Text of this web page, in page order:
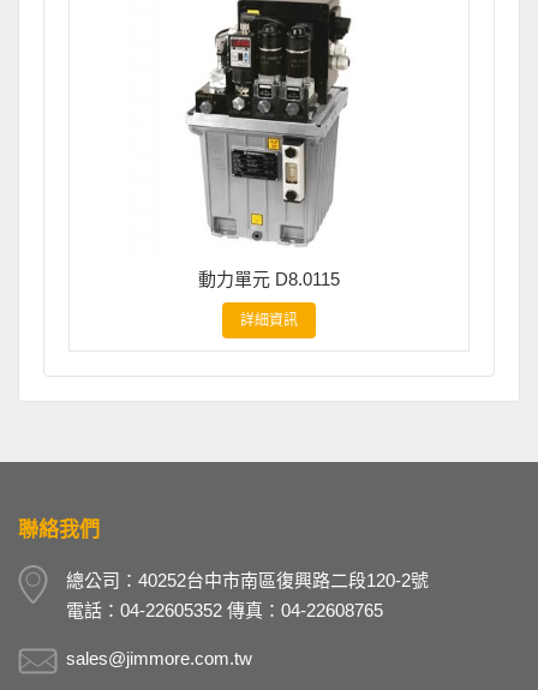
動力單元 D8.0115
詳細資訊
聯絡我們
總公司：40252台中市南區復興路二段120-2號
電話：04-22605352 傳真：04-22608765
sales@jimmore.com.tw